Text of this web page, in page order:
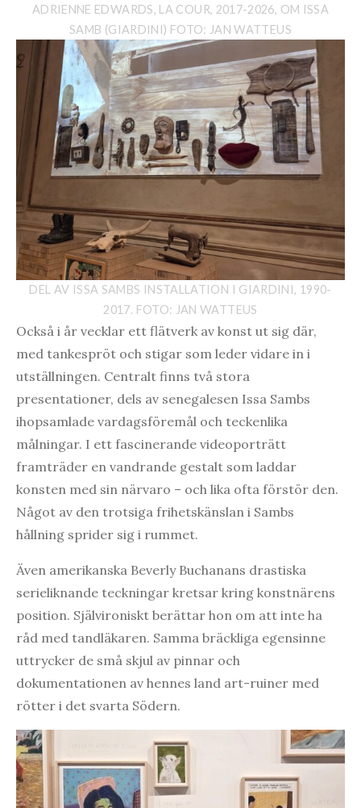
ADRIENNE EDWARDS, LA COUR, 2017-2026, OM ISSA
SAMB (GIARDINI) FOTO: JAN WATTEUS
DEL AV ISSA SAMBS INSTALLATION I GIARDINI, 1990-
2017. FOTO: JAN WATTEUS
Också i år vecklar ett flätverk av konst ut sig där,
med tankespröt och stigar som leder vidare in i
utställningen. Centralt finns två stora
presentationer, dels av senegalesen Issa Sambs
ihopsamlade vardagsföremål och teckenlika
målningar. I ett fascinerande videoporträtt
framträder en vandrande gestalt som laddar
konsten med sin närvaro – och lika ofta förstör den.
Något av den trotsiga frihetskänslan i Sambs
hållning sprider sig i rummet.
Även amerikanska Beverly Buchanans drastiska
serieliknande teckningar kretsar kring konstnärens
position. Självironiskt berättar hon om att inte ha
råd med tandläkaren. Samma bräckliga egensinne
uttrycker de små skjul av pinnar och
dokumentationen av hennes land art-ruiner med
rötter i det svarta Södern.